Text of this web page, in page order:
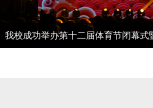
我校举行2024—2025学年度第二学期